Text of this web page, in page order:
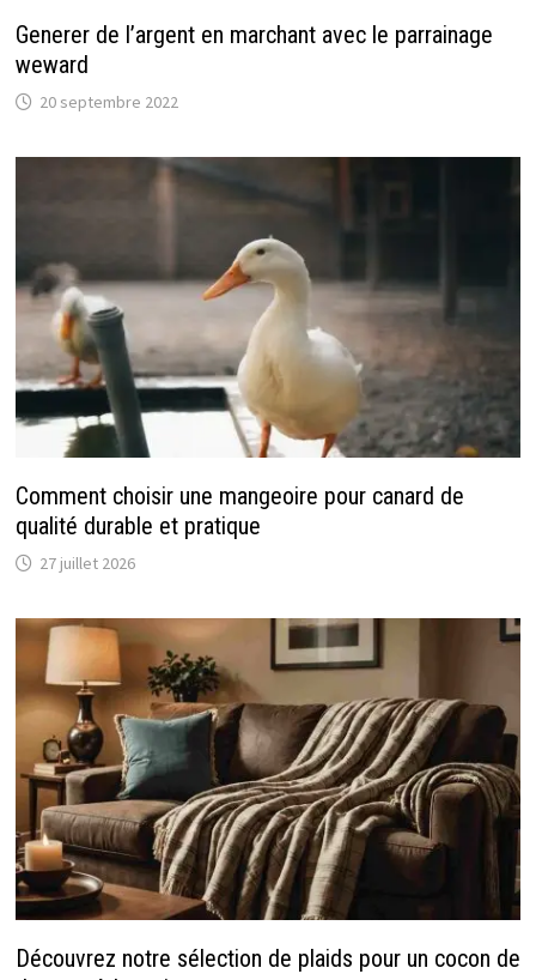
Generer de l’argent en marchant avec le parrainage
weward
20 septembre 2022
Comment choisir une mangeoire pour canard de
qualité durable et pratique
27 juillet 2026
Découvrez notre sélection de plaids pour un cocon de